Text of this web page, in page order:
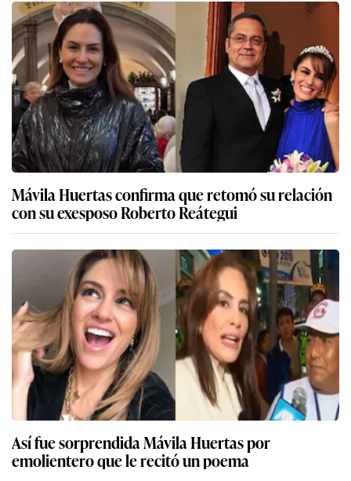
Mávila Huertas confirma que retomó su relación
con su exesposo Roberto Reátegui
Así fue sorprendida Mávila Huertas por
emolientero que le recitó un poema